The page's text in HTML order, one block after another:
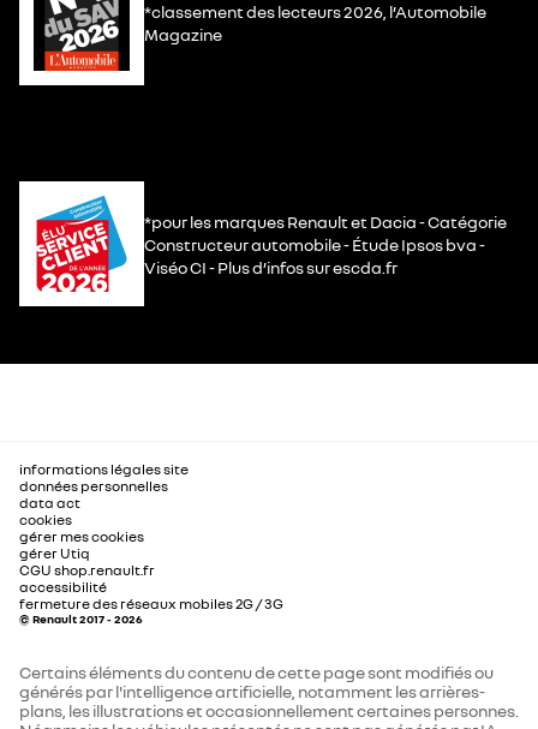
*classement des lecteurs 2026, l’Automobile
Magazine
*pour les marques Renault et Dacia - Catégorie
Constructeur automobile - Étude Ipsos bva -
Viséo CI - Plus d’infos sur escda.fr
informations légales site
données personnelles
data act
cookies
gérer mes cookies
gérer Utiq
CGU shop.renault.fr
accessibilité
fermeture des réseaux mobiles 2G / 3G
© Renault 2017 - 2026
Certains éléments du contenu de cette page sont modifiés ou
générés par l'intelligence artificielle, notamment les arrières-
plans, les illustrations et occasionnellement certaines personnes.